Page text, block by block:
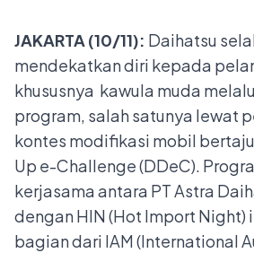
JAKARTA (10/11): Daihatsu
mendekatkan diri kepada
khususnya kawula muda
program, salah satunya lewat
kontes modifikasi mobil
Up e-Challenge (DDeC).
kerjasama antara PT Astra
dengan HIN (Hot Import Night)
bagian dari IAM (International